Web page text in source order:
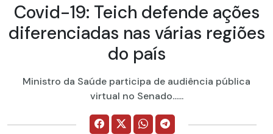
Covid-19: Teich defende ações
diferenciadas nas várias regiões
do país
Ministro da Saúde participa de audiência pública
virtual no Senado......